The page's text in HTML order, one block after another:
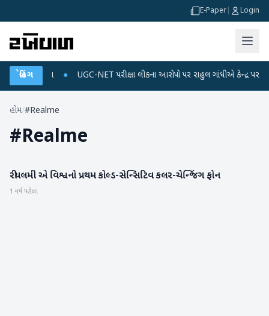
E-Paper Login
બ્રેકિંગ
ડેટા પ્લાન ● UGC-NET પરીક્ષા લીકના આરોપો પર રાહુલ ગાંધીએ કેન્દ્ર પર પ્રહાર
હોમ/#Realme
#Realme
ગેજેટ
રીયલમી એ વિશ્વનો પ્રથમ કોલ્ડ-સેન્સિટિવ કલર-ચેન્જિંગ ફોન
1 વર્ષ પહેલા